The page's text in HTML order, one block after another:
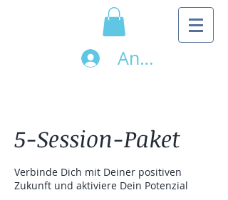
Anmelden
5-Session-Paket
Verbinde Dich mit Deiner positiven
Zukunft und aktiviere Dein Potenzial